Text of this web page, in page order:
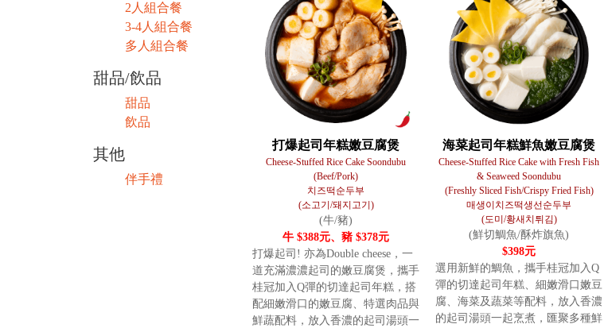
2人組合餐
3-4人組合餐
多人組合餐
甜品/飲品
甜品
飲品
其他
伴手禮
打爆起司年糕嫩豆腐煲
Cheese-Stuffed Rice Cake Soondubu
(Beef/Pork)
치즈떡순두부
(소고기/돼지고기)
(牛/豬)
牛 $388元、豬 $378元
打爆起司! 亦為Double cheese，一
道充滿濃濃起司的嫩豆腐煲，攜手
桂冠加入Q彈的切達起司年糕，搭
配細嫩滑口的嫩豆腐、特選肉品與
鮮蔬配料，放入香濃的起司湯頭一
海菜起司年糕鮮魚嫩豆腐煲
Cheese-Stuffed Rice Cake with Fresh Fish
& Seaweed Soondubu
(Freshly Sliced Fish/Crispy Fried Fish)
매생이치즈떡생선순두부
(도미/황새치튀김)
(鮮切鯛魚/酥炸旗魚)
$398元
選用新鮮的鯛魚，攜手桂冠加入Q
彈的切達起司年糕、細嫩滑口嫩豆
腐、海菜及蔬菜等配料，放入香濃
的起司湯頭一起烹煮，匯聚多種鮮